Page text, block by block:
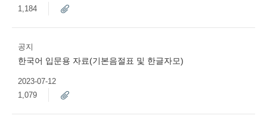
1,184
공지
한국어 입문용 자료(기본음절표 및 한글자모)
2023-07-12
1,079